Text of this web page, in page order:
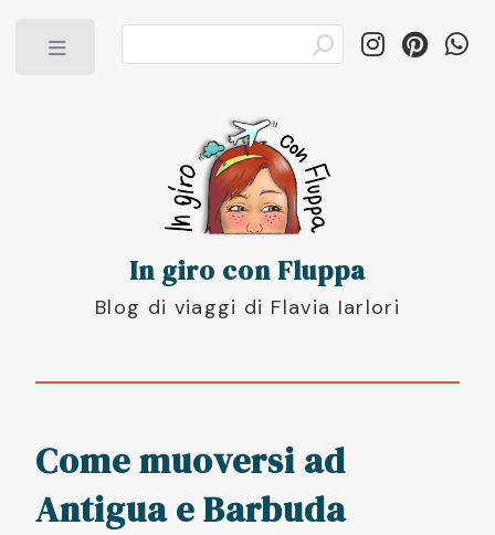
In giro con Fluppa
Blog di viaggi di Flavia Iarlori
Come muoversi ad
Antigua e Barbuda